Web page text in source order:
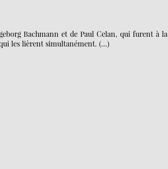
Bachmann et de Paul Celan, qui furent à la
qui les lièrent simultanément. (…)